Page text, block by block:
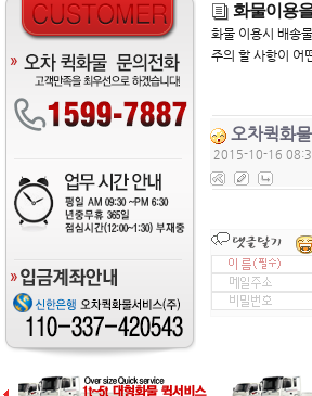
화물이용
화물 이용시 배송
주의 할 사항이 어
오차퀵화물
2015-10-16